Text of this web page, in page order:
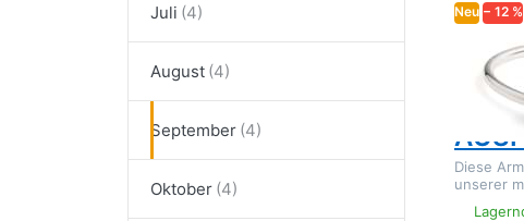
Juli
August
September
Oktober
Neu − 12 %
Diese
unserer